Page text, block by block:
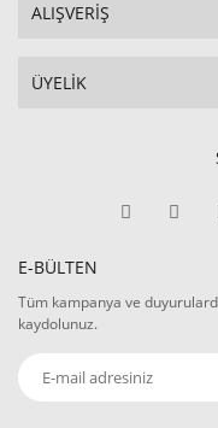
ALIŞVERİŞ
ÜYELİK
E-BÜLTEN
Tüm kampanya ve
kaydolunuz.